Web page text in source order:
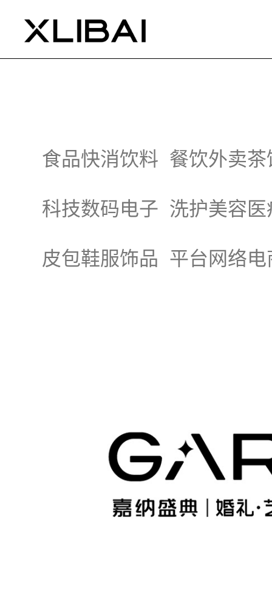
食品快消饮料 餐饮外卖茶
科技数码电子 洗护美容医
皮包鞋服饰品 平台网络电